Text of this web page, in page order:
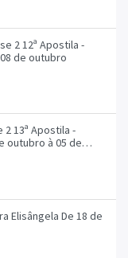
-
De 29 à 08 de outubro
-